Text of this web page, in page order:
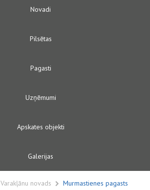
Novadi
Pilsētas
Pagasti
Uzņēmumi
Apskates objekti
Galerijas
Varakļānu novads Murmastienes pagasts